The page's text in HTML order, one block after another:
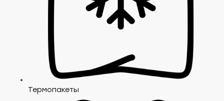
Термопакеты